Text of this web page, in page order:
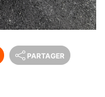
PARTAGER